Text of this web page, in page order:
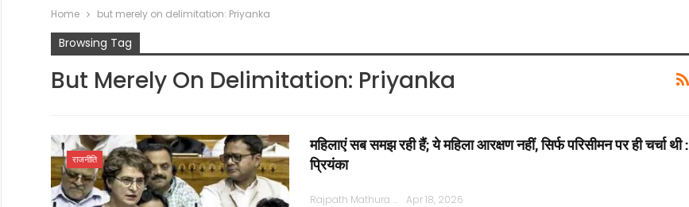
Home but merely on delimitation: Priyanka
Browsing Tag
But Merely On Delimitation: Priyanka
राजनीति
महिलाएं सब समझ रही हैं; ये महिला आरक्षण नहीं, सिर्फ परिसीमन पर ही चर्चा थी :
प्रियंका
Rajpath Mathura Apr 18, 2026